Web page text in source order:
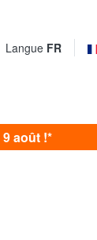
Langue FR
9 août !*